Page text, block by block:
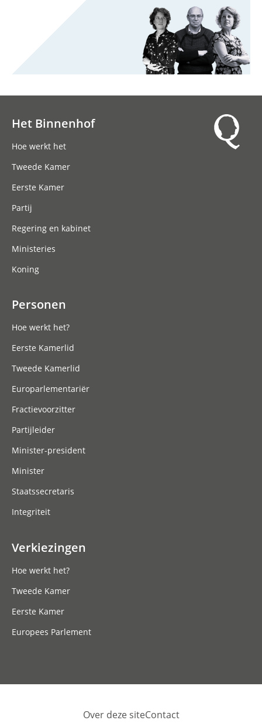
Het Binnenhof
Hoe werkt het
Tweede Kamer
Eerste Kamer
Partij
Regering en kabinet
Ministeries
Koning
Personen
Hoe werkt het?
Eerste Kamerlid
Tweede Kamerlid
Europarlementariër
Fractievoorzitter
Partijleider
Minister-president
Minister
Staatssecretaris
Integriteit
Verkiezingen
Hoe werkt het?
Tweede Kamer
Eerste Kamer
Europees Parlement
Over deze siteContact